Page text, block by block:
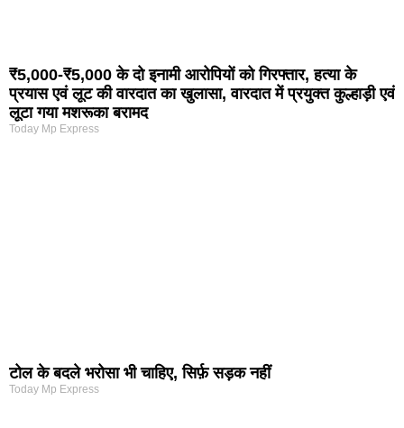
₹5,000-₹5,000 के दो इनामी आरोपियों को गिरफ्तार, हत्या के
प्रयास एवं लूट की वारदात का खुलासा, वारदात में प्रयुक्त कुल्हाड़ी एवं
लूटा गया मशरूका बरामद
Today Mp Express
टोल के बदले भरोसा भी चाहिए, सिर्फ़ सड़क नहीं
Today Mp Express